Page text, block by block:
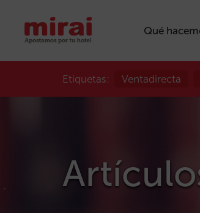
Qué
Etiquetas: Ventadirecta